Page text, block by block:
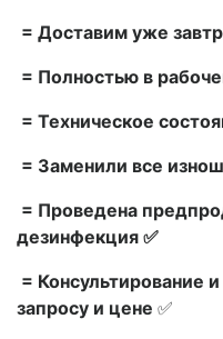
= Доставим уже
= Полностью в
= Техническое
= Заменили все
= Проведена
дезинфекция ✅
= Консультирование
запросу и цене ✅